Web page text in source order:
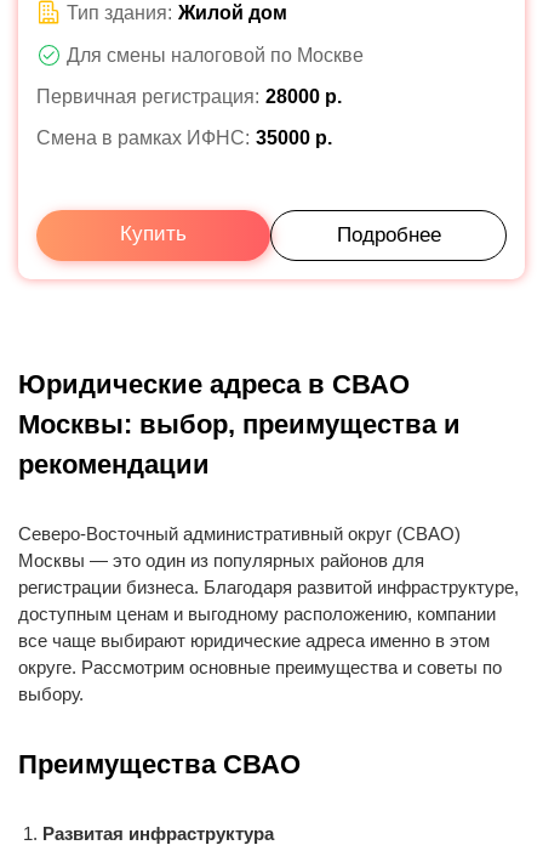
Тип здания: Жилой дом
Для смены налоговой по Москве
Первичная регистрация: 28000 р.
Смена в рамках ИФНС: 35000 р.
Купить Подробнее
Юридические адреса в СВАО
Москвы: выбор, преимущества и
рекомендации
Северо-Восточный административный округ (СВАО)
Москвы — это один из популярных районов для
регистрации бизнеса. Благодаря развитой инфраструктуре,
доступным ценам и выгодному расположению, компании
все чаще выбирают юридические адреса именно в этом
округе. Рассмотрим основные преимущества и советы по
выбору.
Преимущества СВАО
Развитая инфраструктура